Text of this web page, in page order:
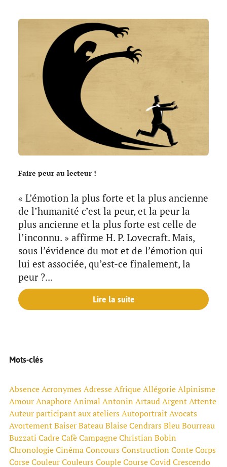
Faire peur au lecteur !
« L’émotion la plus forte et la plus ancienne
de l’humanité c’est la peur, et la peur la
plus ancienne et la plus forte est celle de
l’inconnu. » affirme H. P. Lovecraft. Mais,
sous l’évidence du mot et de l’émotion qui
lui est associée, qu’est-ce finalement, la
peur ?...
Lire la suite
Mots-clés
AbsenceAcronymesAdresseAfriqueAllégorieAlpinisme
AmourAnaphoreAnimal Antonin ArtaudArgentAttente
Auteur participant aux ateliersAutoportraitAvocats
AvortementBaiserBateauBlaise CendrarsBleuBourreau
Buzzati CadreCafèCampagneChristian Bobin
ChronologieCinémaConcoursConstruction ConteCorps
CorseCouleurCouleursCoupleCourseCovidCrescendo